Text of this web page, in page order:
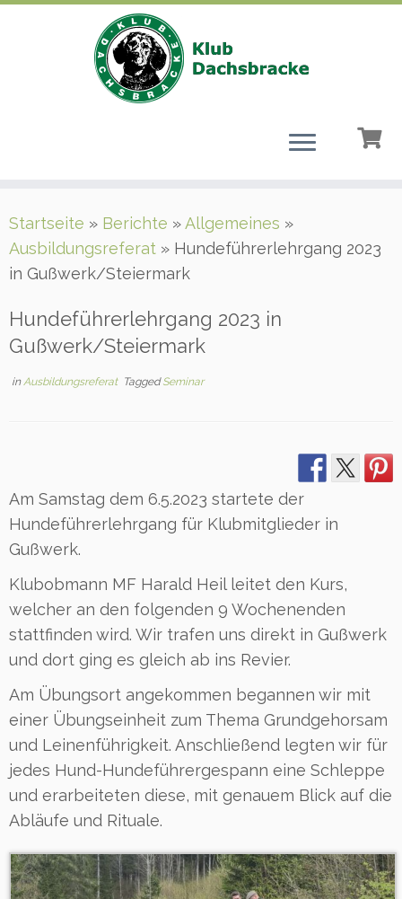
Inhalt
springen
Startseite » Berichte »Allgemeines »
Ausbildungsreferat » Hundeführerlehrgang 2023
in Gußwerk/Steiermark
Hundeführerlehrgang 2023 in
Gußwerk/Steiermark
inAusbildungsreferat TaggedSeminar
Am Samstag dem 6.5.2023 startete der
Hundeführerlehrgang für Klubmitglieder in
Gußwerk.
Klubobmann MF Harald Heil leitet den Kurs,
welcher an den folgenden 9 Wochenenden
stattfinden wird. Wir trafen uns direkt in Gußwerk
und dort ging es gleich ab ins Revier.
Am Übungsort angekommen begannen wir mit
einer Übungseinheit zum Thema Grundgehorsam
und Leinenführigkeit. Anschließend legten wir für
jedes Hund-Hundeführergespann eine Schleppe
und erarbeiteten diese, mit genauem Blick auf die
Abläufe und Rituale.